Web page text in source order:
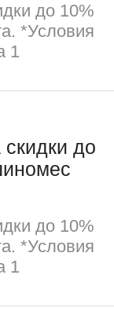
до 10%
*Условия
1
до
до 10%
*Условия
1